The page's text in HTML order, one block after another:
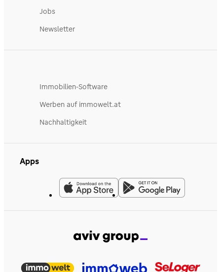
Jobs
Newsletter
Immobilien-Software
Werben auf immowelt.at
Nachhaltigkeit
Apps